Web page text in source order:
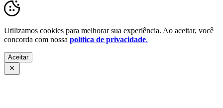
Utilizamos cookies para melhorar sua experiência. Ao aceitar, você
concorda com nossa política de privacidade.
Aceitar